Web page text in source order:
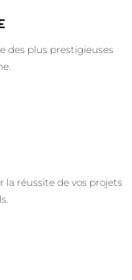
des plus prestigieuses
réussite de vos projets